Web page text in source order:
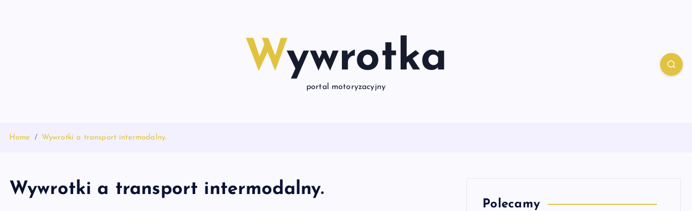
Wywrotka
portal motoryzacyjny
Home Wywrotki a transport intermodalny.
Wywrotki a transport intermodalny.
Polecamy